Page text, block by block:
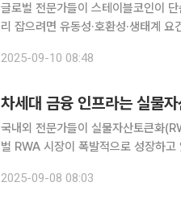
글로벌 전문가들이 스테이블코인이
리 잡으려면 유동성·호환성·생태계 요건을 충족해야
교수는 좌장을 맡아 폴 밴시스 팍소
2025-09-10 08:48
차세대 금융 인프라는 실물
국내외 전문가들이 실물자산토큰화
벌 RWA 시장이 폭발적으로 성장하
2025-09-08 08:03